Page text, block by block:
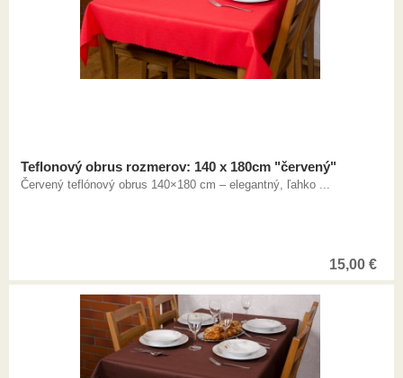
Teflonový obrus rozmerov: 140 x 180cm "červený"
Červený teflónový obrus 140×180 cm – elegantný, ľahko ...
15,00 €